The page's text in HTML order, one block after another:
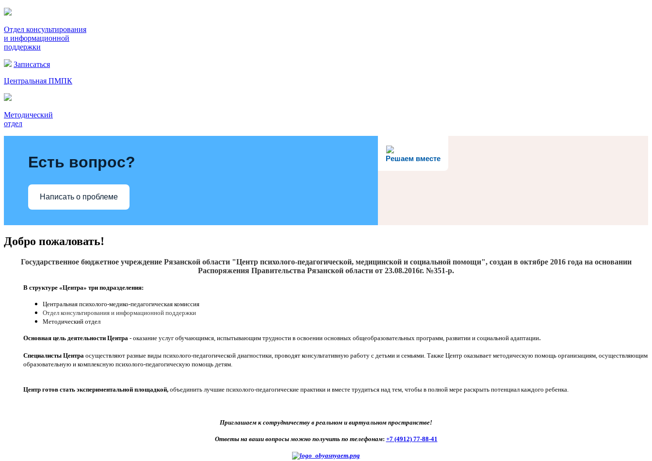
Отдел консультирования
и информационной
поддержки
Записаться
Центральная ПМПК
Методический
отдел
Решаем вместе
Есть вопрос?
Написать о проблеме
Добро пожаловать!
Государственное бюджетное учреждение Рязанской области "Центр психолого-педагогической, медицинской и социальной помощи", создан в октябре 2016года на основании
Распоряжения Правительства Рязанской области от 23.08.2016г. №351-р.
В структуре «Центра» три подразделения:
Центральная психолого-медико-педагогическая комиссия
Отдел консультирования и информационной поддержки
Методический отдел
Основная цель деятельности Центра - оказание услуг обучающимся, испытывающим трудности в освоении основных общеобразовательных программ, развитии и социальной адаптации.
Специалисты Центра осуществляют разные виды психолого-педагогической диагностики, проводят консультативную работу с детьми и семьями. Также Центр оказывает методическую помощь организациям, осуществляющим
образовательную и комплексную психолого-педагогическую помощь детям.
Центр готов стать экспериментальной площадкой, объединить лучшие психолого-педагогические практики и вместе трудиться над тем, чтобы в полной мере раскрыть потенциал каждого ребенка.
Приглашаем к сотрудничеству в реальном и виртуальном пространстве!
Ответы на ваши вопросы можно получить по телефонам: +7 (4912) 77-88-41